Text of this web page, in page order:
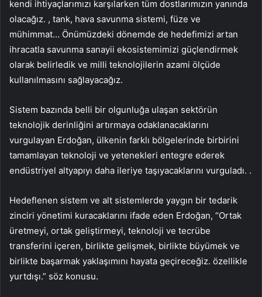
kendi ihtiyaçlarımızı karşılarken tüm dostlarımızın yanında
olacağız. , tank, hava savunma sistemi, füze ve
mühimmat… Önümüzdeki dönemde de hedefimizi artan
ihracatla savunma sanayii ekosistemimizi güçlendirmek
olarak belirledik ve milli teknolojilerin azami ölçüde
kullanılmasını sağlayacağız.
Sistem bazında belli bir olgunluğa ulaşan sektörün
teknolojik derinliğini artırmaya odaklanacaklarını
vurgulayan Erdoğan, ülkenin farklı bölgelerinde birbirini
tamamlayan teknoloji ve yetenekleri entegre ederek
endüstriyel altyapıyı daha ileriye taşıyacaklarını vurguladı. .
Hedeflenen sistem ve alt sistemlerde yaygın bir tedarik
zinciri yönetimi kuracaklarını ifade eden Erdoğan, “Ortak
üretmeyi, ortak geliştirmeyi, teknoloji ve tecrübe
transferini içeren, birlikte gelişmek, birlikte büyümek ve
birlikte başarmak yaklaşımını hayata geçireceğiz. özellikle
yurtdışı.” söz konusu.